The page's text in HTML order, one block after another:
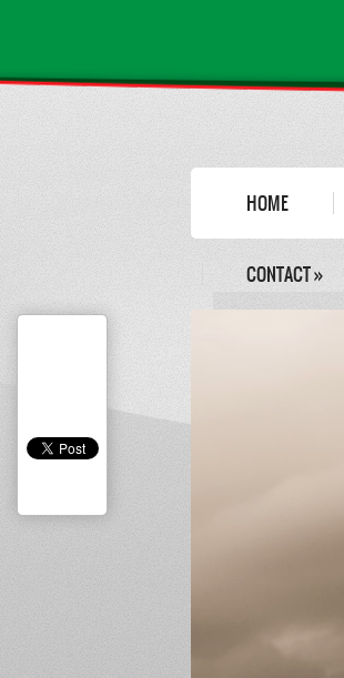
HOME
CONTACT»